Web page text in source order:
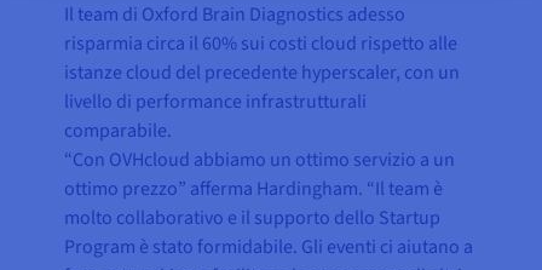
Il team di Oxford Brain Diagnostics adesso
risparmia circa il 60% sui costi cloud rispetto alle
istanze cloud del precedente hyperscaler, con un
livello di performance infrastrutturali
comparabile.
“Con OVHcloud abbiamo un ottimo servizio a un
ottimo prezzo” afferma Hardingham. “Il team è
molto collaborativo e il supporto dello Startup
Program è stato formidabile. Gli eventi ci aiutano a